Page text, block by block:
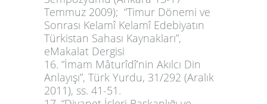
Temmuz 2009); “Timur Dönemi ve
Sonrası Kelamî Kelamî Edebiyatın
Türkistan Sahası Kaynakları”,
eMakalat Dergisi
16. “İmam Mâturîdî’nin Akılcı Din
Anlayışı”, Türk Yurdu, 31/292 (Aralık
2011), ss. 41-51.